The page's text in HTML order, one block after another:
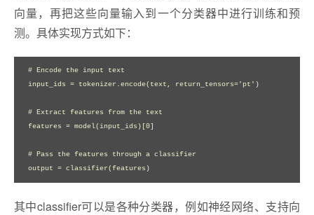
向量，再把这些向量输入到一个分类器中进行训练和预
测。具体实现方式如下：
# Encode the input text
input_ids = tokenizer.encode(text, return_tensors='pt')
# Extract features from the text
features = model(input_ids)[0]
# Pass the features through a classifier
其中classifier可以是各种分类器，例如神经网络、支持向